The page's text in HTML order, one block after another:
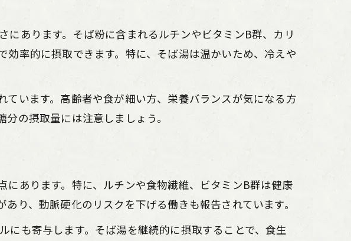
意識した習慣化
ポイント
影響
ント解説
飲み方とは
夫
方法
レンジ例
あります。そば粉に含まれるルチンやビタミンB群、カリ
率的に摂取できます。特に、そば湯は温かいため、冷えや
います。高齢者や食が細い方、栄養バランスが気になる方
の摂取量には注意しましょう。
あります。特に、ルチンや食物繊維、ビタミンB群は健康
り、動脈硬化のリスクを下げる働きも報告されています。
も寄与します。そば湯を継続的に摂取することで、食生